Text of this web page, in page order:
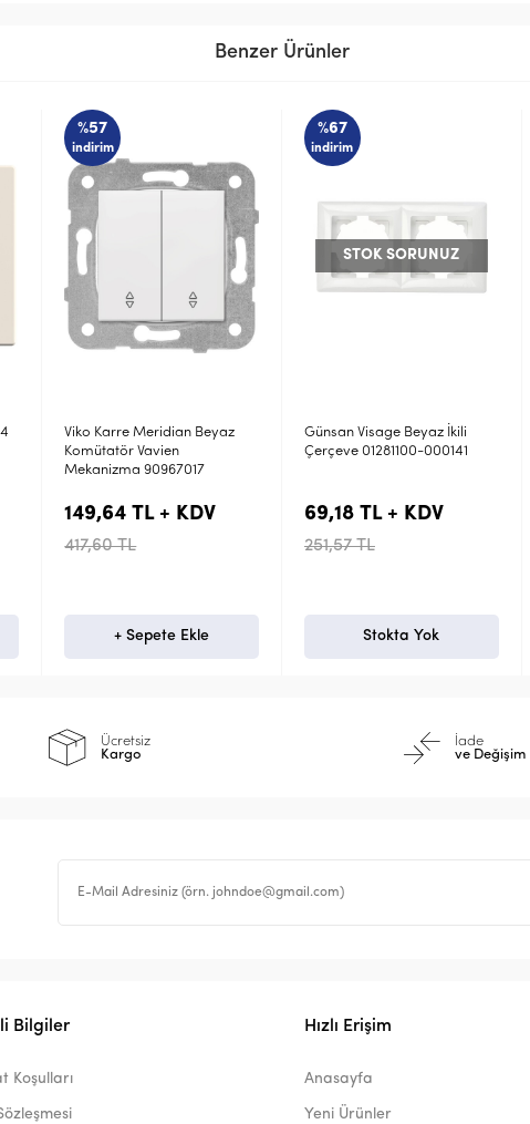
Benzer Ürünler
%67
indirim
Günsan Visage Beyaz İkili
Çerçeve 01281100-000141
69,18 TL + KDV
251,57 TL
Stokta Yok
%67
indirim
Günsan Radius Natural
Bamboo Mocha Ahşap Üçlü
482,01 TL + KDV
1.752,77 TL
+ Sepete Ekle
Ücretsiz
Kargo
İade
ve Değişim
Bilgiler
Koşulları
Hızlı Erişim
Anasayfa
Yeni Ürünler